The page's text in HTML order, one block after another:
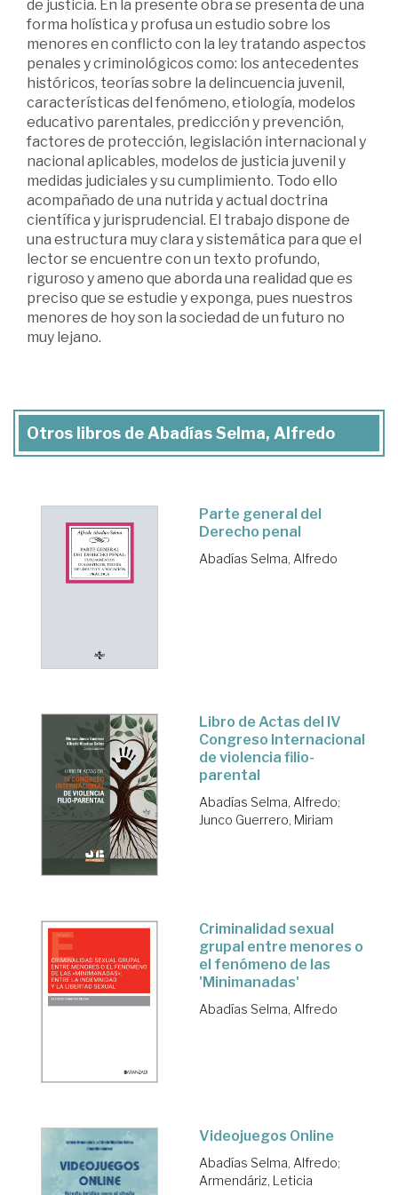
de justicia. En la presente obra se presenta de una
forma holística y profusa un estudio sobre los
menores en conflicto con la ley tratando aspectos
penales y criminológicos como: los antecedentes
históricos, teorías sobre la delincuencia juvenil,
características del fenómeno, etiología, modelos
educativo parentales, predicción y prevención,
factores de protección, legislación internacional y
nacional aplicables, modelos de justicia juvenil y
medidas judiciales y su cumplimiento. Todo ello
acompañado de una nutrida y actual doctrina
científica y jurisprudencial. El trabajo dispone de
una estructura muy clara y sistemática para que el
lector se encuentre con un texto profundo,
riguroso y ameno que aborda una realidad que es
preciso que se estudie y exponga, pues nuestros
menores de hoy son la sociedad de un futuro no
muy lejano.
Otros libros de Abadías Selma, Alfredo
Parte general del
Derecho penal
Abadías Selma, Alfredo
Libro de Actas del IV
Congreso Internacional
de violencia filio-
parental
Abadías Selma, Alfredo;
Junco Guerrero, Miriam
Criminalidad sexual
grupal entre menores o
el fenómeno de las
'Minimanadas'
Abadías Selma, Alfredo
Videojuegos Online
Abadías Selma, Alfredo;
Armendáriz, Leticia